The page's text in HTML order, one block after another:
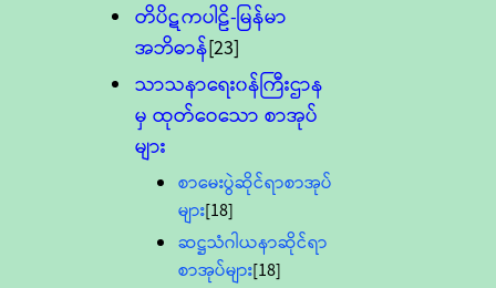
တိပိဋကပါဠိ-မြန်မာ
အဘိဓာန်[23]
သာသနာရေး၀န်ကြီးဌာန
မှ ထုတ်ဝေသော စာအုပ်
များ
စာမေးပွဲဆိုင်ရာစာအုပ်
များ[18]
ဆဋ္ဌသံဂါယနာဆိုင်ရာ
စာအုပ်များ[18]